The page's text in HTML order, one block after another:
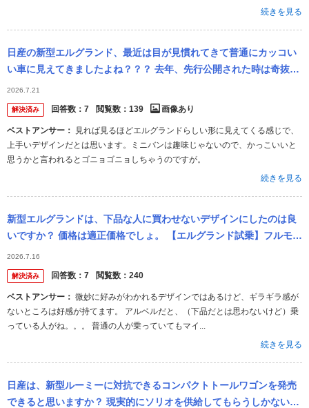
続きを見る
日産の新型エルグランド、最近は目が見慣れてきて普通にカッコい
い車に見えてきましたよね？？？ 去年、先行公開された時は奇抜な
デザインだな！って思いましたが最近は目があのデザインに慣れて
きて普通にカ...
2026.7.21
解決済み 回答数： 7 閲覧数： 139 画像あり
ベストアンサー：
上手いデザインだとは思います。ミニバンは趣味じゃないので、かっこいいと
思うかと言われるとゴニョゴニョしちゃうのですが。
続きを見る
新型エルグランドは、下品な人に買わせないデザインにしたのは良
いですか？ 価格は適正価格でしょ。 【エルグランド試乗】フルモデ
ルチェンジ！峠・バイパスを最速レビュー！ https://www....
2026.7.16
解決済み 回答数： 7 閲覧数： 240
ベストアンサー：
ないところは好感が持てます。 アルベルだと、（下品だとは思わないけど）乗
っている人がね。。。 普通の人が乗っていてもマイ...
続きを見る
日産は、新型ルーミーに対抗できるコンパクトトールワゴンを発売
できると思いますか？ 現実的にソリオを供給してもらうしかないで